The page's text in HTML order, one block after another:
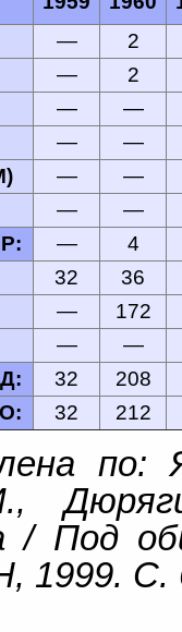
—
2
—
2
—
—
—
—
—
—
—
—
— 4
32
36
— 172
—
—
32 208
32 212
по:
/ Под
1999. С.